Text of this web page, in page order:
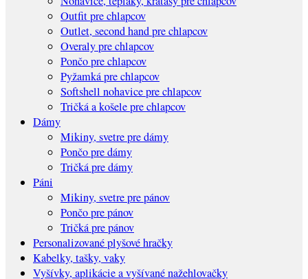
Outfit pre chlapcov
Outlet, second hand pre chlapcov
Overaly pre chlapcov
Pončo pre chlapcov
Pyžamká pre chlapcov
Softshell nohavice pre chlapcov
Tričká a košele pre chlapcov
Dámy
Mikiny, svetre pre dámy
Pončo pre dámy
Tričká pre dámy
Páni
Mikiny, svetre pre pánov
Pončo pre pánov
Tričká pre pánov
Personalizované plyšové hračky
Kabelky, tašky, vaky
Vyšívky, aplikácie a vyšívané nažehlovačky